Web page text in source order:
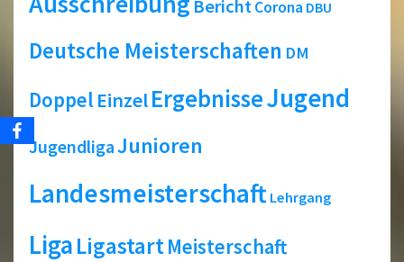
BerichtCorona DBU
Deutsche Meisterschaften DM
Doppel EinzelErgebnisseJugend
JugendligaJunioren
Landesmeisterschaft Lehrgang
LigaLigastartMeisterschaft